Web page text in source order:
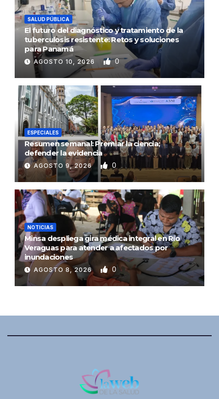
SALUD PÚBLICA
El futuro del diagnóstico y tratamiento de la
tuberculosis resistente: Retos y soluciones
para Panamá
AGOSTO 10, 2026 0
ESPECIALES
Resumen semanal: Premiar la ciencia;
defender la evidencia
AGOSTO 9, 2026 0
NOTICIAS
Minsa despliega gira médica integral en Río
Veraguas para atender a afectados por
inundaciones
AGOSTO 8, 2026 0